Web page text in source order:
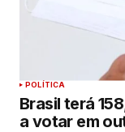
POLÍTICA
Brasil terá
a votar em